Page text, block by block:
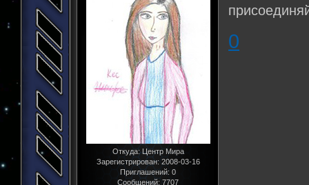
Откуда:Центр Мира
Зарегистрирован: 2008-03-16
Приглашений: 0
Сообщений: 7707
0